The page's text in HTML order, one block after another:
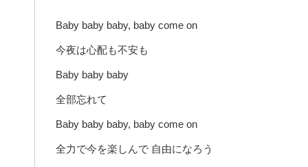
Baby baby baby, baby come on
今夜は心配も不安も
Baby baby baby
全部忘れて
Baby baby baby, baby come on
全力で今を楽しんで 自由になろう